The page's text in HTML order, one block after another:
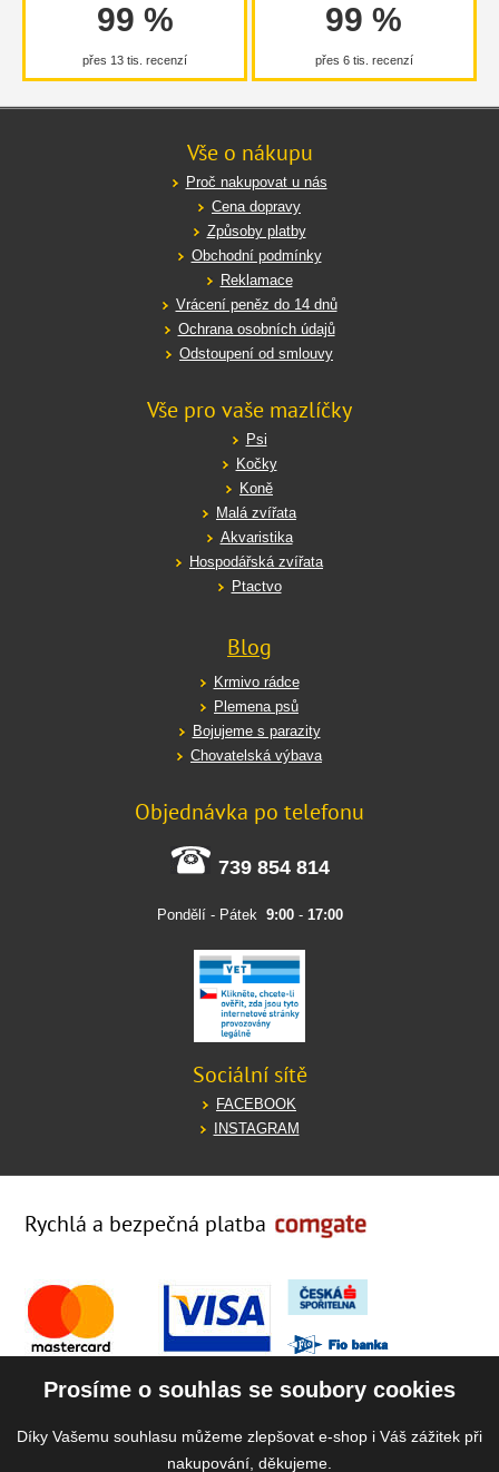
99 %
přes 13 tis. recenzí
99 %
přes 6 tis. recenzí
Vše o nákupu
Proč nakupovat u nás
Cena dopravy
Způsoby platby
Obchodní podmínky
Reklamace
Vrácení peněz do 14 dnů
Ochrana osobních údajů
Odstoupení od smlouvy
Vše pro vaše mazlíčky
Psi
Kočky
Koně
Malá zvířata
Akvaristika
Hospodářská zvířata
Ptactvo
Blog
Krmivo rádce
Plemena psů
Bojujeme s parazity
Chovatelská výbava
Objednávka po telefonu
739 854 814
Pondělí - Pátek 9:00- 17:00
Sociální sítě
FACEBOOK
INSTAGRAM
Rychlá a bezpečná platba
Prosíme o souhlas se soubory cookies
Díky Vašemu souhlasu můžeme zlepšovat e-shop i Váš zážitek při
nakupování, děkujeme.